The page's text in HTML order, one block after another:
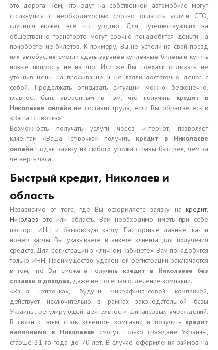
это дорога. Тем, кто едут на собственном автомобиле могут
столкнуться с необходимостью срочно оплатить услуги СТО,
случится может все что угодно. Для путешествующих на
общественно транспорте могут срочно понадобится деньги на
приобретение билетов. К примеру, Вы не успели на свой поезд
или автобус, не смогли сдать заранее купленные билеты и купить
новые попросту не на что. Или же Вы поехали отдыхать, не
уточнив цены на проживание и не взяли достаточно денег с
собой. Продолжать описывать ситуации можно бесконечно,
главное, быть уверенным в том, что получить кредит в
Николаеве онлайн не составит труда, если Вы обращаетесь в
«Ваша Готівочка».
Возможность получать услуги через интернет, позволяет
клиентам «Ваша Готівочка» получить кредит в Николаеве
онлайн, подав заявку из любого уголка страны быстрее, чем за
четверть часа.
Быстрый кредит, Николаев и
область
Независимо от того, где Вы оформляете заявку на кредит,
Николаев это или область, Вам необходимо иметь при себе
паспорт, ИНН и банковскую карту. Паспортные данные, как и
номер карты, Вы указываете в анкете клиента для получения
средств. Для регистрации в «личном кабинете» Вам понадобится
только ИНН. Преимущество удаленной регистрации заключается
в том, что Вы сможете получить кредит в Николаеве без
справки о доходах, даже не посещая отделение компании.
«Ваша Готівочка», будучи микрофинансовой компанией,
действует исключительно в рамках законодательной базы
Украины, регулирующей деятельности финансовых учреждений.
В связи с этим стать клиентом компании и получить кредит
наличными в Николаеве смогут только граждане Украины,
старше 21-го года до 70 лет. В случае оформления займов на